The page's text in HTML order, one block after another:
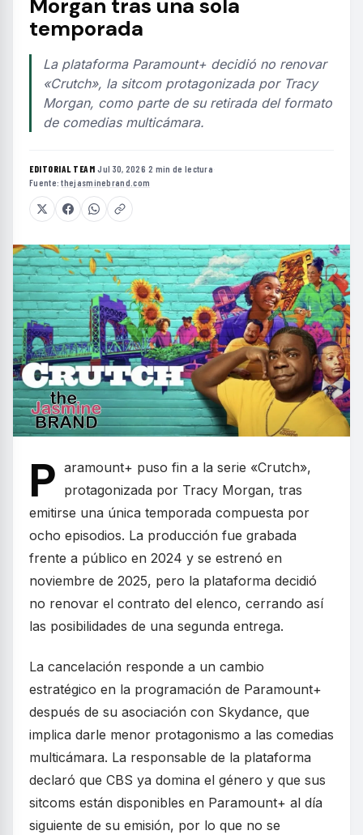
Morgan tras una sola
temporada
La plataforma Paramount+ decidió no renovar
«Crutch», la sitcom protagonizada por Tracy
Morgan, como parte de su retirada del formato
de comedias multicámara.
EDITORIAL TEAM·Jul 30, 2026·2 min de lectura·
Fuente:thejasminebrand.com
P aramount+ puso fin a la serie «Crutch»,
protagonizada por Tracy Morgan, tras
emitirse una única temporada compuesta por
ocho episodios. La producción fue grabada
frente a público en 2024 y se estrenó en
noviembre de 2025, pero la plataforma decidió
no renovar el contrato del elenco, cerrando así
las posibilidades de una segunda entrega.
La cancelación responde a un cambio
estratégico en la programación de Paramount+
después de su asociación con Skydance, que
implica darle menor protagonismo a las comedias
multicámara. La responsable de la plataforma
declaró que CBS ya domina el género y que sus
sitcoms están disponibles en Paramount+ al día
siguiente de su emisión, por lo que no se